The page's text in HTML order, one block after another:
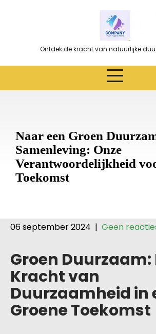
Ontdek de kracht van natuurlijke
Naar een Groen
Samenleving: Onze
Verantwoordelijkheid
Toekomst
06 september 2024 | Geen
Groen Duurzaam:
Kracht van
Duurzaamheid in
Groene Toekomst